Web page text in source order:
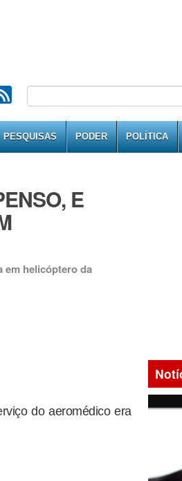
PESQUISAS PODER POLÍTICA
E
em helicóptero da
do aeromédico era